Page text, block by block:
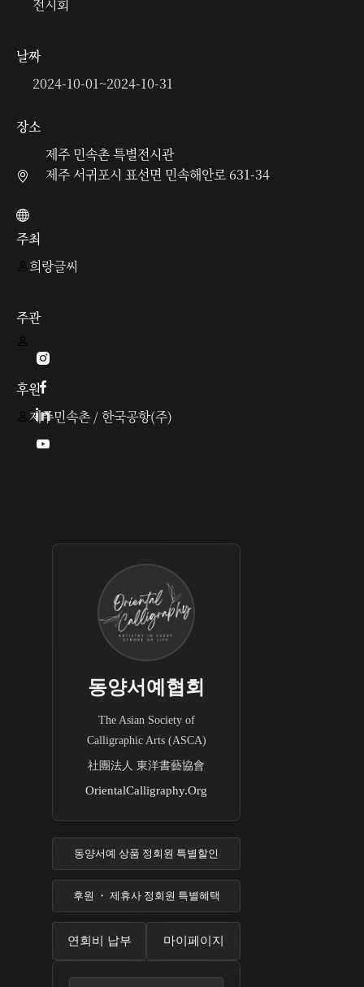
전시회
날짜
2024-10-01~2024-10-31
장소
제주 민속촌 특별전시관
제주 서귀포시 표선면 민속해안로 631-34
주최
희랑글씨
주관
후원
제주민속촌 / 한국공항(주)
동양서예협회
The Asian Society of
Calligraphic Arts (ASCA)
社團法人 東洋書藝協會
OrientalCalligraphy.Org
동양서예 상품 정회원 특별할인
후원 ・ 제휴사 정회원 특별혜택
연회비 납부 마이페이지


